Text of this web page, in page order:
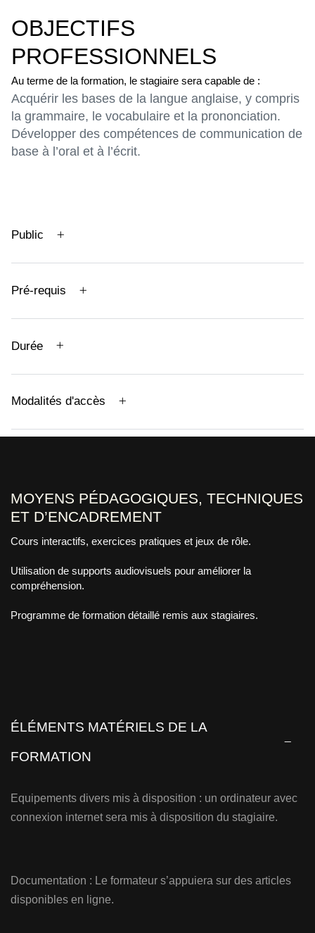
OBJECTIFS
PROFESSIONNELS
Au terme de la formation, le stagiaire sera capable de :
Acquérir les bases de la langue anglaise, y compris
la grammaire, le vocabulaire et la prononciation.
Développer des compétences de communication de
base à l’oral et à l’écrit.
Public
Pré-requis
Durée
Modalités d'accès
MOYENS PÉDAGOGIQUES, TECHNIQUES
ET D’ENCADREMENT
Cours interactifs, exercices pratiques et jeux de rôle.
Utilisation de supports audiovisuels pour améliorer la
compréhension.
Programme de formation détaillé remis aux stagiaires.
ÉLÉMENTS MATÉRIELS DE LA
FORMATION
Equipements divers mis à disposition : un ordinateur avec
connexion internet sera mis à disposition du stagiaire.
Documentation : Le formateur s’appuiera sur des articles
disponibles en ligne.